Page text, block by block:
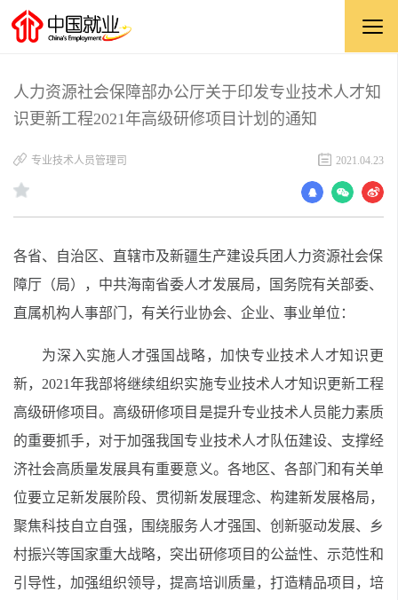
人力资源社会保障部办公厅关于印发专业技术人才知
识更新工程2021年高级研修项目计划的通知
专业技术人员管理司 2021.04.23
各省、自治区、直辖市及新疆生产建设兵团人力资源社会保
障厅（局），中共海南省委人才发展局，国务院有关部委、
直属机构人事部门，有关行业协会、企业、事业单位：
为深入实施人才强国战略，加快专业技术人才知识更
新，2021年我部将继续组织实施专业技术人才知识更新工程
高级研修项目。高级研修项目是提升专业技术人员能力素质
的重要抓手，对于加强我国专业技术人才队伍建设、支撑经
济社会高质量发展具有重要意义。各地区、各部门和有关单
位要立足新发展阶段、贯彻新发展理念、构建新发展格局，
聚焦科技自立自强，围绕服务人才强国、创新驱动发展、乡
村振兴等国家重大战略，突出研修项目的公益性、示范性和
引导性，加强组织领导，提高培训质量，打造精品项目，培